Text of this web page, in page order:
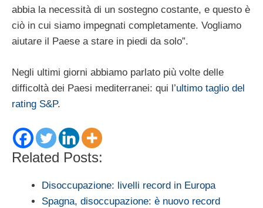
abbia la necessità di un sostegno costante, e questo è
ciò in cui siamo impegnati completamente. Vogliamo
aiutare il Paese a stare in piedi da solo”.
Negli ultimi giorni abbiamo parlato più volte delle
difficoltà dei Paesi mediterranei: qui l’ultimo taglio del
rating S&P.
Related Posts:
Disoccupazione: livelli record in Europa
Spagna, disoccupazione: è nuovo record